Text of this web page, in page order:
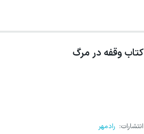
کتاب وقفه در مرگ
انتشارات: رادمهر